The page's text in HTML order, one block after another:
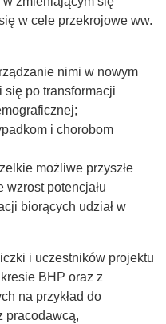
w cele przekrojowe ww.
nimi w nowym
się po transformacji
i chorobom
możliwe przyszłe
wzrost potencjału
biorących udział w
i uczestników projektu
BHP oraz z
na przykład do
pracodawcą,